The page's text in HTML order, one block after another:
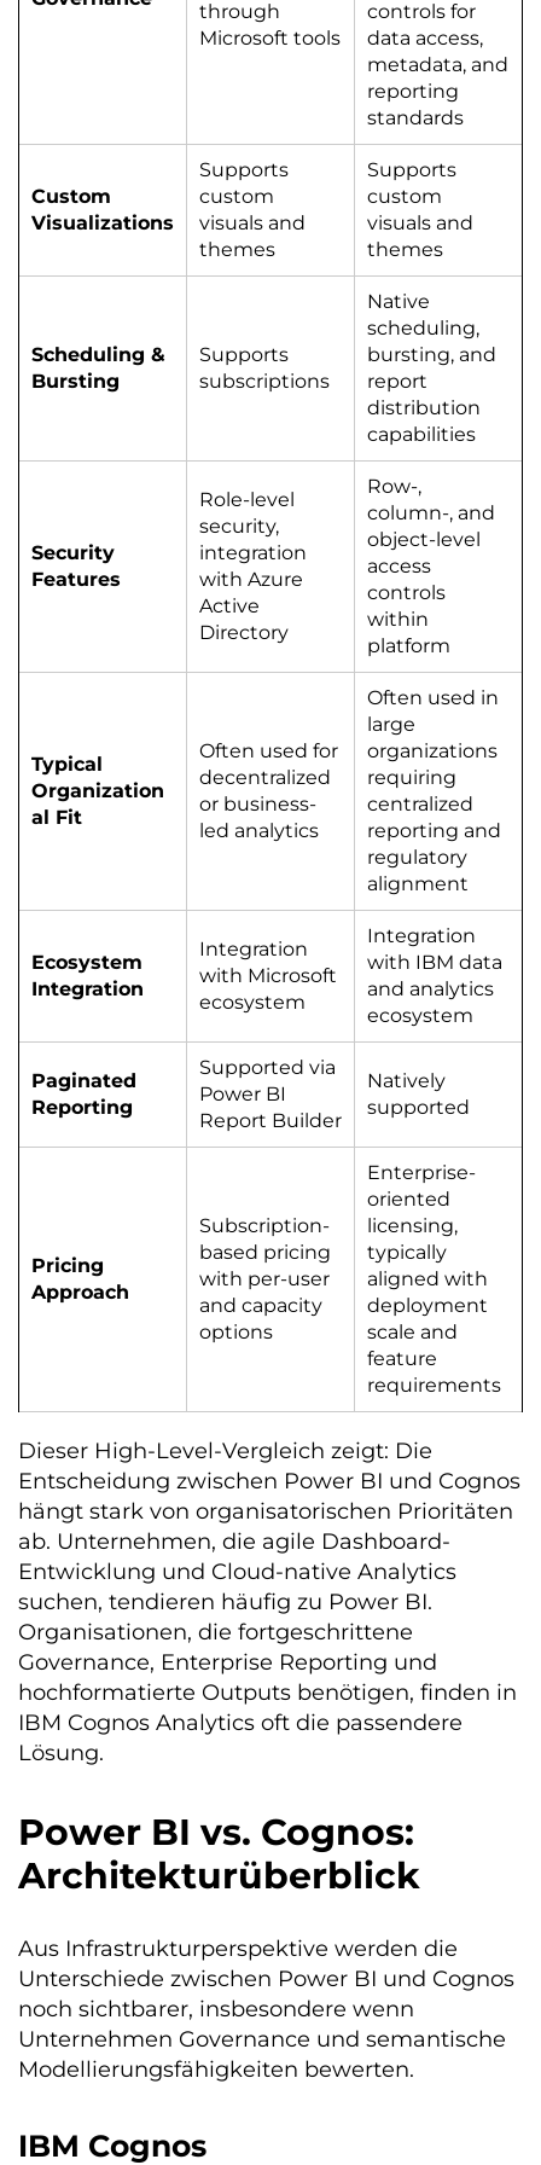
through
Microsoft tools
controls for
data access,
metadata, and
reporting
standards
Custom
Visualizations
Supports
custom
visuals and
themes
Supports
custom
visuals and
themes
Scheduling &
Bursting
Supports
subscriptions
Native
scheduling,
bursting, and
report
distribution
capabilities
Security
Features
Role-level
security,
integration
with Azure
Active
Directory
Row-,
column-, and
object-level
access
controls
within
platform
Typical
Organization
al Fit
Often used for
decentralized
or business-
led analytics
Often used in
large
organizations
requiring
centralized
reporting and
regulatory
alignment
Ecosystem
Integration
Integration
with Microsoft
ecosystem
Integration
with IBM data
and analytics
ecosystem
Paginated
Reporting
Supported via
Power BI
Report Builder
Natively
supported
Pricing
Approach
Subscription-
based pricing
with per-user
and capacity
options
Enterprise-
oriented
licensing,
typically
aligned with
deployment
scale and
feature
requirements
Dieser High-Level-Vergleich zeigt: Die
Entscheidung zwischen Power BI und Cognos
hängt stark von organisatorischen Prioritäten
ab. Unternehmen, die agile Dashboard-
Entwicklung und Cloud-native Analytics
suchen, tendieren häufig zu Power BI.
Organisationen, die fortgeschrittene
Governance, Enterprise Reporting und
hochformatierte Outputs benötigen, finden in
IBM Cognos Analytics oft die passendere
Lösung.
Power BI vs. Cognos:
Architekturüberblick
Aus Infrastrukturperspektive werden die
Unterschiede zwischen Power BI und Cognos
noch sichtbarer, insbesondere wenn
Unternehmen Governance und semantische
Modellierungsfähigkeiten bewerten.
IBM Cognos